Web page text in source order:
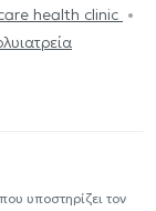
health clinic
υποστηρίζει τον